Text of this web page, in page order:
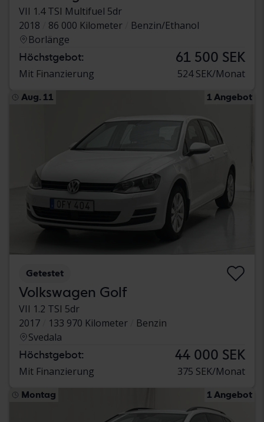
VII 1.4 TSI Multifuel 5dr
2018
86 000 Kilometer
Benzin/Ethanol
Borlänge
Höchstgebot: 61 500 SEK
Mit Finanzierung 524 SEK/Monat
Aug. 11 1 Angebot
Getestet
Volkswagen Golf
VII 1.2 TSI 5dr
2017
133 970 Kilometer
Benzin
Svedala
Höchstgebot: 44 000 SEK
Mit Finanzierung 375 SEK/Monat
Montag 1 Angebot